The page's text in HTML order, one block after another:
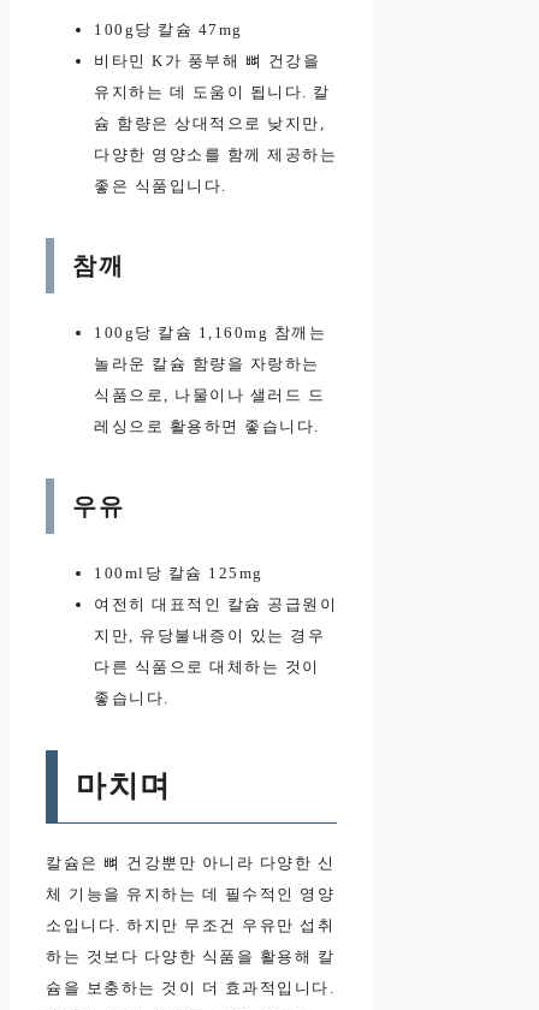
100g당 칼슘 47mg
비타민 K가 풍부해 뼈 건강을
유지하는 데 도움이 됩니다. 칼
슘 함량은 상대적으로 낮지만,
다양한 영양소를 함께 제공하는
좋은 식품입니다.
참깨
100g당 칼슘 1,160mg 참깨는
놀라운 칼슘 함량을 자랑하는
식품으로, 나물이나 샐러드 드
레싱으로 활용하면 좋습니다.
우유
100ml당 칼슘 125mg
여전히 대표적인 칼슘 공급원이
지만, 유당불내증이 있는 경우
다른 식품으로 대체하는 것이
좋습니다.
마치며
칼슘은 뼈 건강뿐만 아니라 다양한 신
체 기능을 유지하는 데 필수적인 영양
소입니다. 하지만 무조건 우유만 섭취
하는 것보다 다양한 식품을 활용해 칼
슘을 보충하는 것이 더 효과적입니다.